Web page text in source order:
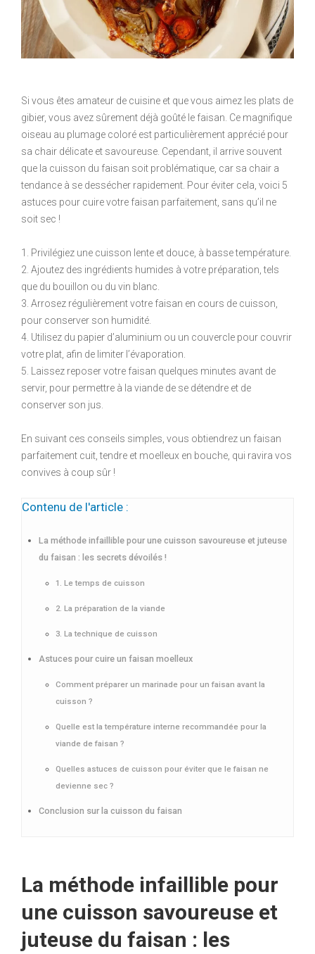
Si vous êtes amateur de cuisine et que vous aimez les plats de
gibier, vous avez sûrement déjà goûté le faisan. Ce magnifique
oiseau au plumage coloré est particulièrement apprécié pour
sa chair délicate et savoureuse. Cependant, il arrive souvent
que la cuisson du faisan soit problématique, car sa chair a
tendance à se dessécher rapidement. Pour éviter cela, voici 5
astuces pour cuire votre faisan parfaitement, sans qu’il ne
soit sec !
1. Privilégiez une cuisson lente et douce, à basse température.
2. Ajoutez des ingrédients humides à votre préparation, tels
que du bouillon ou du vin blanc.
3. Arrosez régulièrement votre faisan en cours de cuisson,
pour conserver son humidité.
4. Utilisez du papier d’aluminium ou un couvercle pour couvrir
votre plat, afin de limiter l’évaporation.
5. Laissez reposer votre faisan quelques minutes avant de
servir, pour permettre à la viande de se détendre et de
conserver son jus.
En suivant ces conseils simples, vous obtiendrez un faisan
parfaitement cuit, tendre et moelleux en bouche, qui ravira vos
convives à coup sûr !
Contenu de l'article :
La méthode infaillible pour une cuisson savoureuse et juteuse
du faisan : les secrets dévoilés !
1. Le temps de cuisson
2. La préparation de la viande
3. La technique de cuisson
Astuces pour cuire un faisan moelleux
Comment préparer un marinade pour un faisan avant la
cuisson ?
Quelle est la température interne recommandée pour la
viande de faisan ?
Quelles astuces de cuisson pour éviter que le faisan ne
devienne sec ?
Conclusion sur la cuisson du faisan
La méthode infaillible pour
une cuisson savoureuse et
juteuse du faisan : les